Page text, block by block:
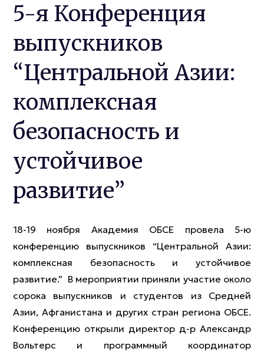
5-я Конференция
выпускников
“Центральной Азии:
комплексная
безопасность и
устойчивое
развитие”
18-19 ноября Академия ОБСЕ провела 5-ю
конференцию выпускников “Центральной Азии:
комплексная безопасность и устойчивое
развитие.” В мероприятии приняли участие около
сорока выпускников и студентов из Средней
Азии, Афганистана и других стран региона ОБСЕ.
Конференцию открыли директор д-р Александр
Вольтерс и программный координатор